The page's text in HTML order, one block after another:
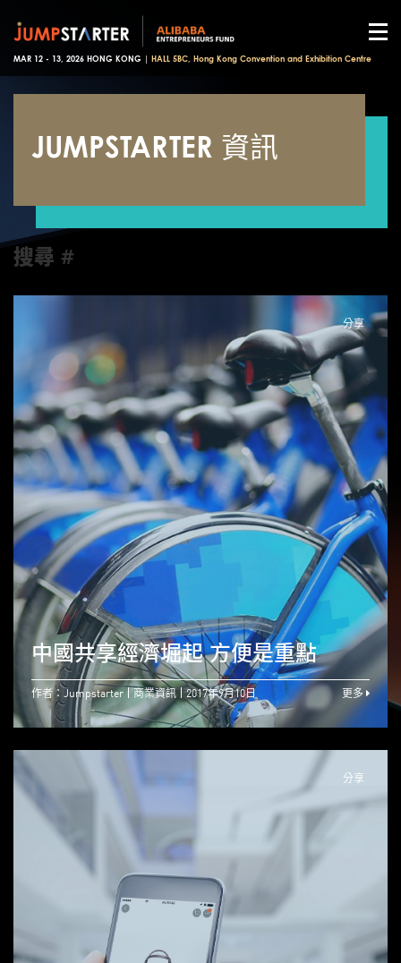
MAR 12 - 13, 2026 HONG KONG | HALL 5BC, Hong Kong Convention and Exhibition Centre
JUMPSTARTER 資訊
搜尋 #
分享
中國共享經濟堀起 方便是重點
作者：Jumpstarter 商業資訊 2017年9月10日 更多
分享